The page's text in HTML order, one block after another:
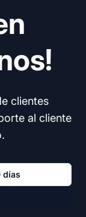
clientes
al cliente
días